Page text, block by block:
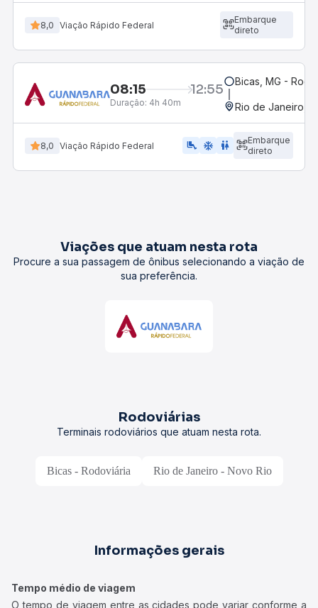
8,0 Viação Rápido Federal
Embarque
direto
08:15 12:55
Duração: 4h 40m
Bicas, MG -
Rio de Janeiro,
8,0 Viação Rápido Federal airline_seat_legroom_extra ac_unit wc
Embarque
direto
Viações que atuam nesta rota
Procure a sua passagem de ônibus selecionando a viação de
sua preferência.
Rodoviárias
Terminais rodoviários que atuam nesta rota.
Bicas - Rodoviária Rio de Janeiro - Novo Rio
Informações gerais
Tempo médio de viagem
O tempo de viagem entre as cidades pode variar conforme a